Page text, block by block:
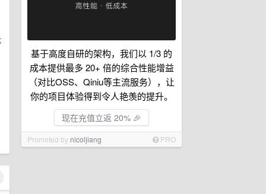
基于高度自研的架构，我们以 1/3 的
成本提供最多 20+ 倍的综合性能增益
（对比OSS、Qiniu等主流服务），让
你的项目体验得到令人艳羡的提升。
现在充值立返 20% 🎉
Promoted by nicoljiang PRO